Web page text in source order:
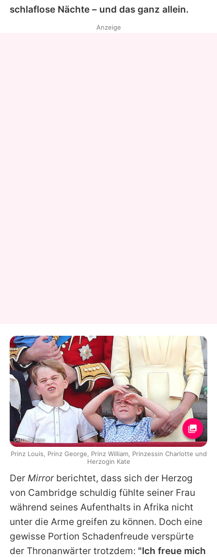
schlaflose Nächte – und das ganz allein.
Der Mirrorberichtet, dass sich der Herzog
von Cambridge schuldig fühlte seiner Frau
während seines Aufenthalts in Afrika nicht
unter die Arme greifen zu können. Doch eine
gewisse Portion Schadenfreude verspürte
der Thronanwärter trotzdem: "Ich freue mich
Anzeige
Getty Images
Prinz Louis, Prinz George, Prinz William, Prinzessin Charlotte und
Herzogin Kate